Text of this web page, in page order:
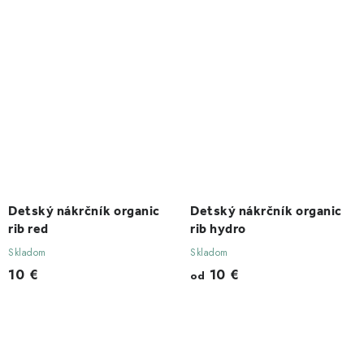
Detský nákrčník organic
rib red
Skladom
10 €
Detský nákrčník organic
rib hydro
Skladom
od 10 €